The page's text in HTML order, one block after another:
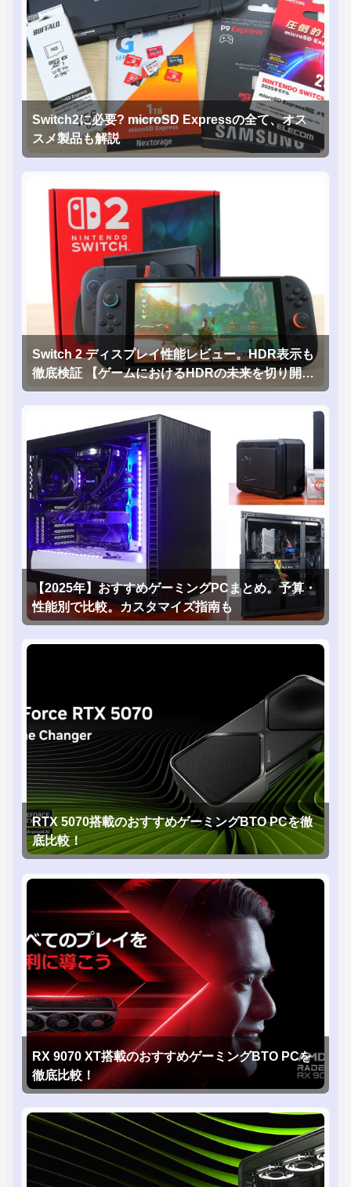
Switch2に必要? microSD Expressの全て、オス
スメ製品も解説
Switch 2 ディスプレイ性能レビュー。HDR表示も
徹底検証 【ゲームにおけるHDRの未来を切り開く
1台！】
【2025年】おすすめゲーミングPCまとめ。予算・
性能別で比較。カスタマイズ指南も
RTX 5070搭載のおすすめゲーミングBTO PCを徹
底比較！
RX 9070 XT搭載のおすすめゲーミングBTO PCを
徹底比較！